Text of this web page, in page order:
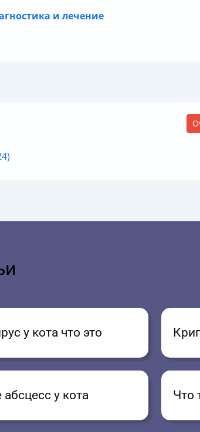
и лечение
у кота что это
абсцесс у кота Что